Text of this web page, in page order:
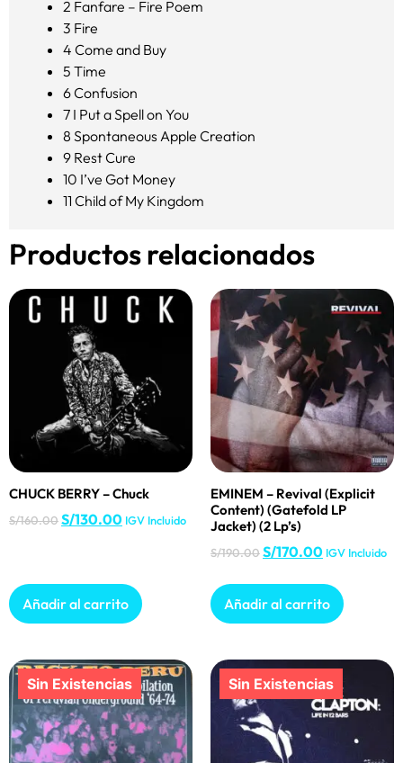
2 Fanfare – Fire Poem
3 Fire
4 Come and Buy
5 Time
6Confusion
7 I Put a Spell on You
8 Spontaneous Apple Creation
9 Rest Cure
10 I’ve Got Money
11 Child of My Kingdom
Productos relacionados
CHUCK BERRY – Chuck
S/160.00S/130.00 IGV Incluido
Añadir al carrito
EMINEM – Revival (Explicit
Content) (Gatefold LP
Jacket) (2 Lp’s)
S/190.00S/170.00 IGV Incluido
Añadir al carrito